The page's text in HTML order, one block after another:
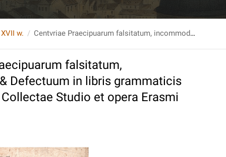
w. Centvriae Praecipuarum falsitatum, incommoditatum, Confusionum & Defectuum in libris grammaticis M. Johannis Rhenii Ossitiensis... Collectae Studio et opera Erasmi Schmidii Delitiani...
falsitatum,
Defectuum in libris grammaticis
Studio et opera Erasmi